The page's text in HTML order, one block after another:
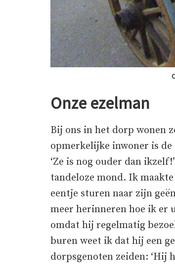
Onze ezelman
Bij ons in het dorp wonen
opmerkelijke inwoner is de
‘Ze is nog ouder dan
tandeloze mond. Ik
eentje sturen naar zijn
meer herinneren hoe ik er
omdat hij regelmatig
buren weet ik dat hij een
dorpsgenoten zeiden: ‘Hij